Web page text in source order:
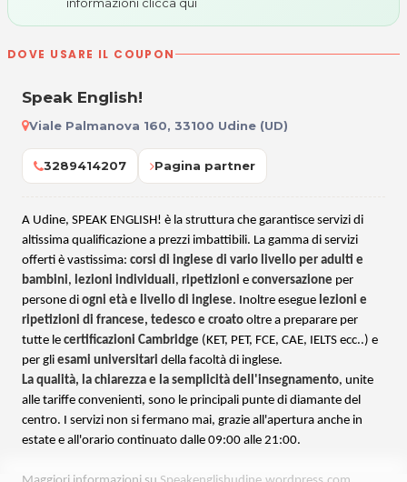
DOVE USARE IL COUPON
Speak English!
Viale Palmanova 160, 33100 Udine (UD)
3289414207 Pagina partner
A Udine, SPEAK ENGLISH! è la struttura che garantisce servizi di
altissima qualificazione a prezzi imbattibili. La gamma di servizi
offerti è vastissima: corsi di inglese di vario livello per adulti e
bambini, lezioni individuali, ripetizioni e conversazione per
persone di ogni età e livello di inglese. Inoltre esegue lezioni e
ripetizioni di francese, tedesco e croato oltre a preparare per
tutte le certificazioni Cambridge (KET, PET, FCE, CAE, IELTS ecc..) e
per gli esami universitari della facoltà di inglese.
La qualità, la chiarezza e la semplicità dell'insegnamento, unite
alle tariffe convenienti, sono le principali punte di diamante del
centro. I servizi non si fermano mai, grazie all'apertura anche in
estate e all'orario continuato dalle 09:00 alle 21:00.